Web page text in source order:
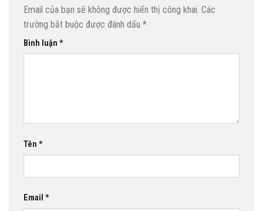
Email của bạn sẽ không được hiển thị công khai. Các
trường bắt buộc được đánh dấu *
Bình luận *
Tên *
Email *